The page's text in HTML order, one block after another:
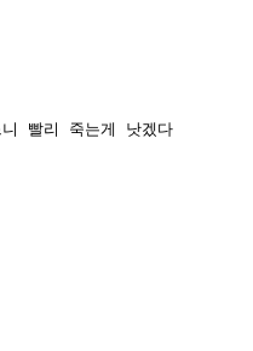
빨리 죽는게 낫겠다